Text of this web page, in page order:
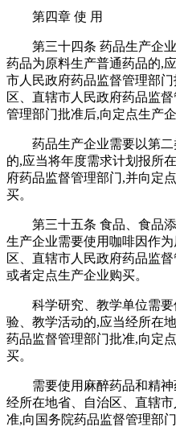
第四章 使 用
第三十四条 药品生产企
药品为原料生产普通药品的,
市人民政府药品监督管理部
区、直辖市人民政府药品监
管理部门批准后,向定点生产企
药品生产企业需要以第
的,应当将年度需求计划报所
府药品监督管理部门,并向定
买。
第三十五条 食品、食品
生产企业需要使用咖啡因作
区、直辖市人民政府药品监
或者定点生产企业购买。
科学研究、教学单位需
验、教学活动的,应当经所在
药品监督管理部门批准,向定
买。
需要使用麻醉药品和精
经所在地省、自治区、直辖
准,向国务院药品监督管理部